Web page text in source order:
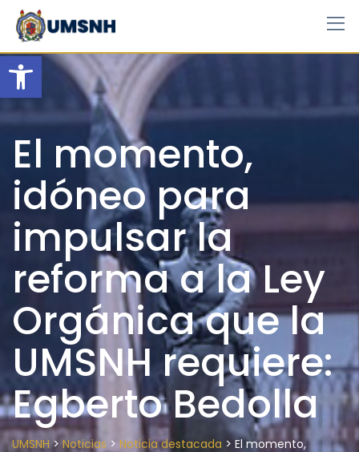
Open toolbar
Skip
content
El momento,
idóneo para
impulsar la
reforma a la Ley
Orgánica que la
UMSNH requiere:
Egberto Bedolla
UMSNH> Noticias > Noticia destacada > El momento,